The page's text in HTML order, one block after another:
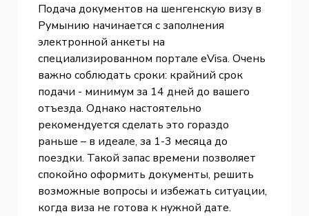
Подача документов на шенгенскую визу в
Румынию начинается с заполнения
электронной анкеты на
специализированном портале eVisa. Очень
важно соблюдать сроки: крайний срок
подачи - минимум за 14 дней до вашего
отъезда. Однако настоятельно
рекомендуется сделать это гораздо
раньше – в идеале, за 1-3 месяца до
поездки. Такой запас времени позволяет
спокойно оформить документы, решить
возможные вопросы и избежать ситуации,
когда виза не готова к нужной дате.